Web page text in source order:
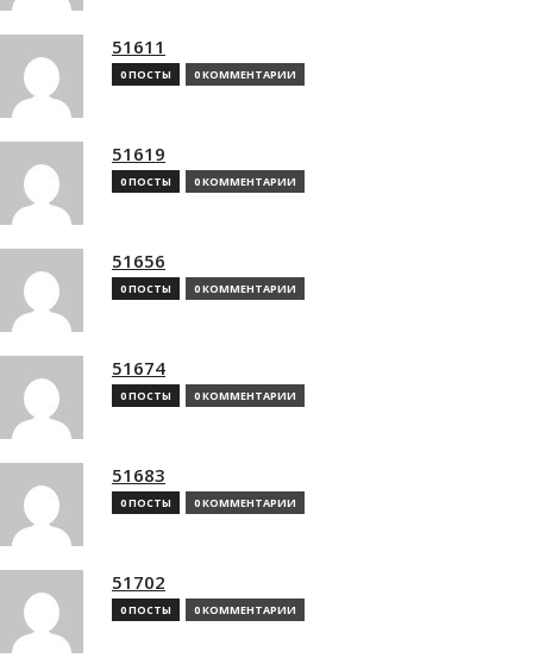
51611
0 ПОСТЫ 0 КОММЕНТАРИИ
51619
0 ПОСТЫ 0 КОММЕНТАРИИ
51656
0 ПОСТЫ 0 КОММЕНТАРИИ
51674
0 ПОСТЫ 0 КОММЕНТАРИИ
51683
0 ПОСТЫ 0 КОММЕНТАРИИ
51702
0 ПОСТЫ 0 КОММЕНТАРИИ